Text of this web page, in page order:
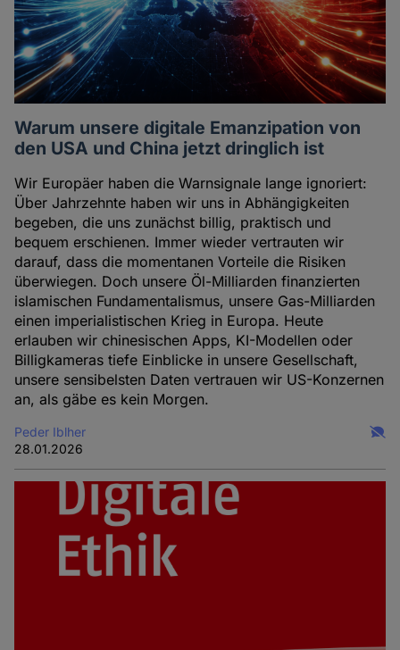
Warum unsere digitale Emanzipation von
den USA und China jetzt dringlich ist
Wir Europäer haben die Warnsignale lange ignoriert:
Über Jahrzehnte haben wir uns in Abhängigkeiten
begeben, die uns zunächst billig, praktisch und
bequem erschienen. Immer wieder vertrauten wir
darauf, dass die momentanen Vorteile die Risiken
überwiegen. Doch unsere Öl-Milliarden finanzierten
islamischen Fundamentalismus, unsere Gas-Milliarden
einen imperialistischen Krieg in Europa. Heute
erlauben wir chinesischen Apps, KI-Modellen oder
Billigkameras tiefe Einblicke in unsere Gesellschaft,
unsere sensibelsten Daten vertrauen wir US-Konzernen
an, als gäbe es kein Morgen.
Peder Iblher
28.01.2026